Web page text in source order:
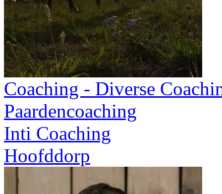
Coaching - Diverse
Paardencoaching
Inti Coaching
Hoofddorp